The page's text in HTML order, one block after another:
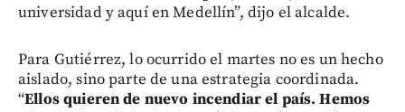
universidad y aquí en Medellín”, dijo el alcalde.
Para Gutiérrez, lo ocurrido el martes no es un hecho
aislado, sino parte de una estrategia coordinada.
“Ellos quieren de nuevo incendiar el país. Hemos